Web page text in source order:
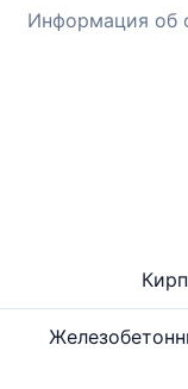
Информация об